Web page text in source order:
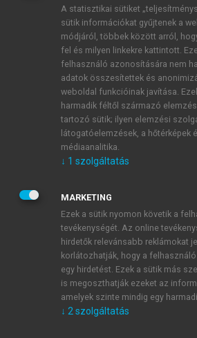
ÚJ FIÓK LÉTREHOZÁSA
1 óra díjmentes hozzáférés
E-MAIL-CÍM
JELSZÓ
JELSZÓ ÚJRA
Kérek értesítést a MeRSZ
Kérek értesítést az Akadémiai Kiadó
A statisztikai sütiket
sütik információkat gyűjtenek a
módjáról, többek között arról,
fel és milyen linkekre kattintott.
felhasználó azonosítására nem
adatok összesítettek és
weboldal funkcióinak javítása.
harmadik féltől származó
tartozó sütik; ilyen elemzési
látogatóelemzések, a hőtérképek
médiaanalitika.
↓ 1 szolgáltatás
MARKETING
Ezek a sütik nyomon követik a
tevékenységét. Az online
hirdetők relevánsabb reklámokat
korlátozhatják, hogy a
egy hirdetést. Ezek a sütik más
is megoszthatják ezeket az
amelyek szinte mindig egy
↓ 2 szolgáltatás